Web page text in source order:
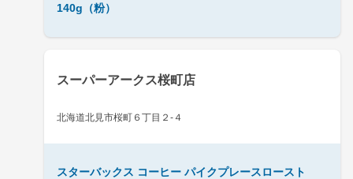
140g（粉）
スーパーアークス桜町店
北海道北見市桜町６丁目２-４
スターバックス コーヒー パイクプレースロースト